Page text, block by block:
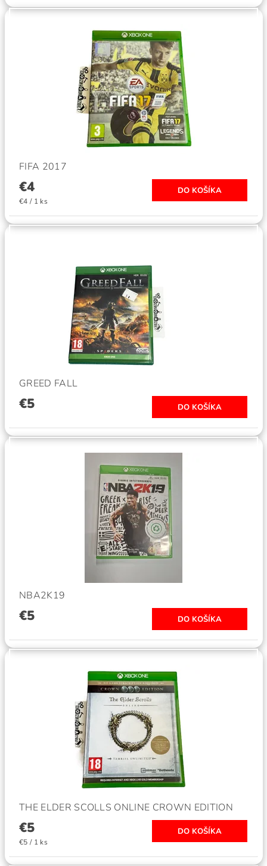
FIFA 2017
€4
€4 / 1 ks
GREED FALL
€5
NBA2K19
€5
THE ELDER SCOLLS ONLINE CROWN EDITION
€5
€5 / 1 ks